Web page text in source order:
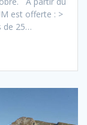
est offerte : >
de 25…